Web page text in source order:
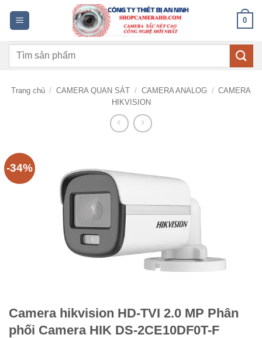
dung
0
Tìm
Trang chủ / CAMERA QUAN SÁT / CAMERA ANALOG / CAMERA
HIKVISION
-34%
Camera hikvision HD-TVI 2.0 MP Phân
phối Camera HIK DS-2CE10DF0T-F